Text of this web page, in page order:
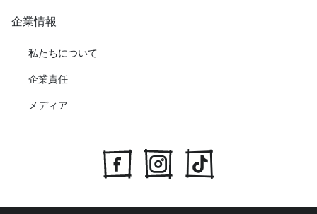
企業情報
私たちについて
企業責任
メディア